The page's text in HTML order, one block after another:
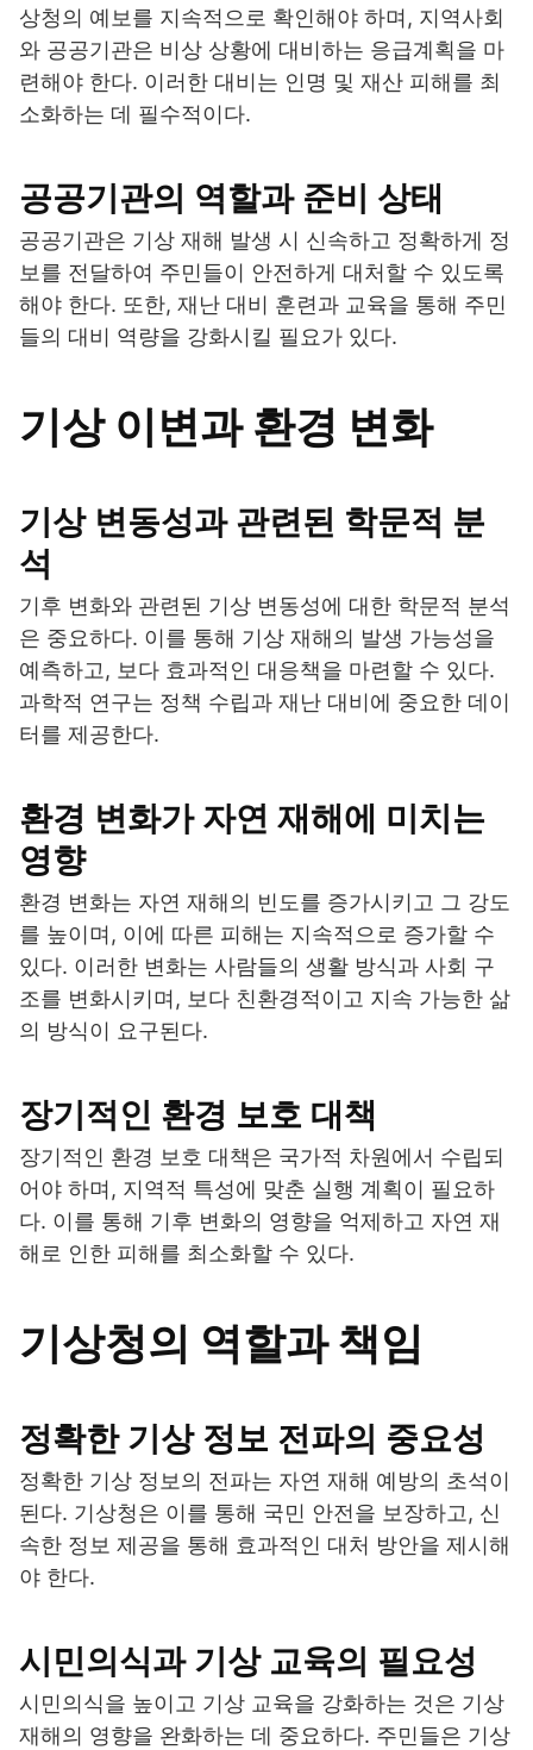
상청의 예보를 지속적으로 확인해야 하며, 지역사회
와 공공기관은 비상 상황에 대비하는 응급계획을 마
련해야 한다. 이러한 대비는 인명 및 재산 피해를 최
소화하는 데 필수적이다.
공공기관의 역할과 준비 상태
공공기관은 기상 재해 발생 시 신속하고 정확하게 정
보를 전달하여 주민들이 안전하게 대처할 수 있도록
해야 한다. 또한, 재난 대비 훈련과 교육을 통해 주민
들의 대비 역량을 강화시킬 필요가 있다.
기상 이변과 환경 변화
기상 변동성과 관련된 학문적 분
석
기후 변화와 관련된 기상 변동성에 대한 학문적 분석
은 중요하다. 이를 통해 기상 재해의 발생 가능성을
예측하고, 보다 효과적인 대응책을 마련할 수 있다.
과학적 연구는 정책 수립과 재난 대비에 중요한 데이
터를 제공한다.
환경 변화가 자연 재해에 미치는
영향
환경 변화는 자연 재해의 빈도를 증가시키고 그 강도
를 높이며, 이에 따른 피해는 지속적으로 증가할 수
있다. 이러한 변화는 사람들의 생활 방식과 사회 구
조를 변화시키며, 보다 친환경적이고 지속 가능한 삶
의 방식이 요구된다.
장기적인 환경 보호 대책
장기적인 환경 보호 대책은 국가적 차원에서 수립되
어야 하며, 지역적 특성에 맞춘 실행 계획이 필요하
다. 이를 통해 기후 변화의 영향을 억제하고 자연 재
해로 인한 피해를 최소화할 수 있다.
기상청의 역할과 책임
정확한 기상 정보 전파의 중요성
정확한 기상 정보의 전파는 자연 재해 예방의 초석이
된다. 기상청은 이를 통해 국민 안전을 보장하고, 신
속한 정보 제공을 통해 효과적인 대처 방안을 제시해
야 한다.
시민의식과 기상 교육의 필요성
시민의식을 높이고 기상 교육을 강화하는 것은 기상
재해의 영향을 완화하는 데 중요하다. 주민들은 기상